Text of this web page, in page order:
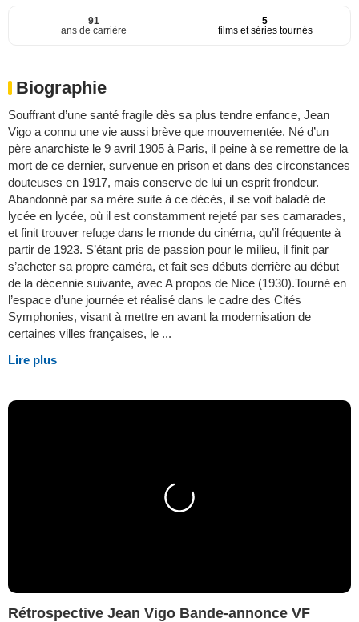
91
ans de carrière
5
films et séries tournés
Biographie
Souffrant d’une santé fragile dès sa plus tendre enfance, Jean
Vigo a connu une vie aussi brève que mouvementée. Né d’un
père anarchiste le 9 avril 1905 à Paris, il peine à se remettre de la
mort de ce dernier, survenue en prison et dans des circonstances
douteuses en 1917, mais conserve de lui un esprit frondeur.
Abandonné par sa mère suite à ce décès, il se voit baladé de
lycée en lycée, où il est constamment rejeté par ses camarades,
et finit trouver refuge dans le monde du cinéma, qu’il fréquente à
partir de 1923. S’étant pris de passion pour le milieu, il finit par
s’acheter sa propre caméra, et fait ses débuts derrière au début
de la décennie suivante, avec A propos de Nice (1930).Tourné en
l’espace d’une journée et réalisé dans le cadre des Cités
Symphonies, visant à mettre en avant la modernisation de
certaines villes françaises, le ...
Lire plus
Rétrospective Jean Vigo Bande-annonce VF